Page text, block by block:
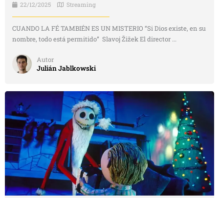
22/12/2025 Streaming
CUANDO LA FÉ TAMBIÉN ES UN MISTERIO “Si Dios existe, en su
nombre, todo está permitido” Slavoj Žižek El director ...
Autor
Julián Jablkowski